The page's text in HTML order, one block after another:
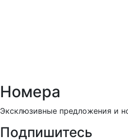
Номера
Эксклюзивные предложения и
Подпишитесь